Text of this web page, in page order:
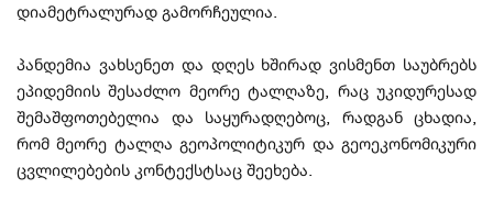
დიამეტრალურად გამორჩეულია.
პანდემია ვახსენეთ და დღეს ხშირად ვისმენთ საუბრებს
ეპიდემიის შესაძლო მეორე ტალღაზე, რაც უკიდურესად
შემაშფოთებელია და საყურადღებოც, რადგან ცხადია,
რომ მეორე ტალღა გეოპოლიტიკურ და გეოეკონომიკური
ცვლილებების კონტექსტსაც შეეხება.